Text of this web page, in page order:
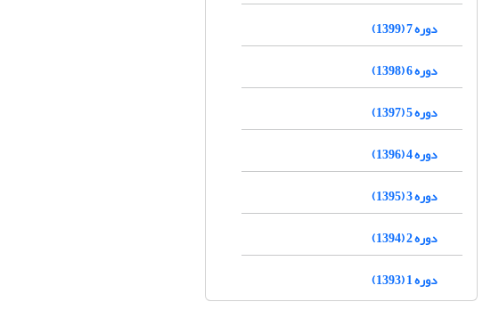
دوره 7 (1399)
دوره 6 (1398)
دوره 5 (1397)
دوره 4 (1396)
دوره 3 (1395)
دوره 2 (1394)
دوره 1 (1393)